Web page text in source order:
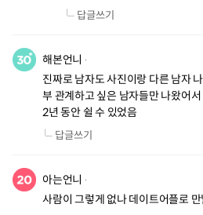
답글쓰기
해본언니
진짜로 남자도 사진이랑 다른 남자
부 관계하고 싶은 남자들만 나왔어
2년 동안 쉴 수 있었음
답글쓰기
아는언니
사람이 그렇게 없나 데이트어플로